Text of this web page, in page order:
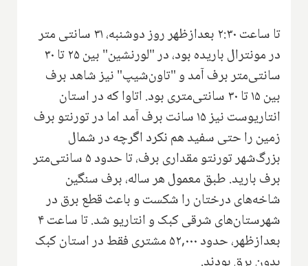
تا ساعت ۲:۳۰ بعدازظهر روز دوشنبه، ۳۱ سانتی متر
در مونترال باریده بود، در "لورنشین" بین ۲۵ تا ۳۰
سانتی‌متر برف آمد و "تاون‌شیپ" نیز شاهد برف
بین ۱۵ تا ۳۰ سانتی‌متری بود. اتاوا که در استان
انتاریوست نیز ۱۵ سانت برف آمد اما در تورنتو برف
زمین را حتی سفید هم نکرد اگرچه در شمال
بزرگ‌شهر تورنتو مقداری برف، تا حدود ۵ سانتی‌متر
برف بارید. طبق معمول هر ساله، برف سنگین
شاخه‌های درختان را شکست و باعث قطع برق در
شهرستان‌های شرقی کبک و انتاریو شد. تا ساعت ۴
بعدازظهر، حدود ۵۲,۰۰۰ مشتری فقط در استان کبک